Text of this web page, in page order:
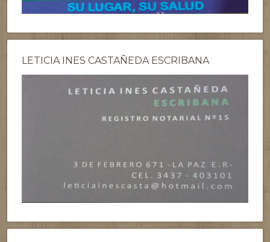
LETICIA INES CASTAÑEDA ESCRIBANA